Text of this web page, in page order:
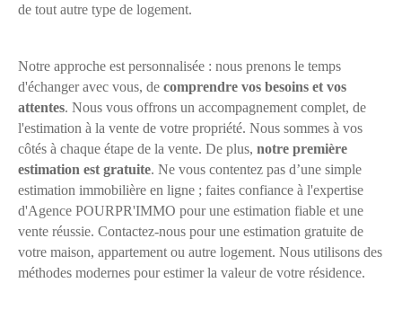
de tout autre type de logement.
Notre approche est personnalisée : nous prenons le temps
d'échanger avec vous, de comprendre vos besoins et vos
attentes. Nous vous offrons un accompagnement complet, de
l'estimation à la vente de votre propriété. Nous sommes à vos
côtés à chaque étape de la vente. De plus, notre première
estimation est gratuite. Ne vous contentez pas d’une simple
estimation immobilière en ligne ; faites confiance à l'expertise
d'Agence POURPR'IMMO pour une estimation fiable et une
vente réussie. Contactez-nous pour une estimation gratuite de
votre maison, appartement ou autre logement. Nous utilisons des
méthodes modernes pour estimer la valeur de votre résidence.